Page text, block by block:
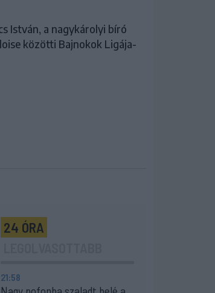
István, a nagykárolyi bíró
közötti Bajnokok Ligája-
24 ÓRA
21:58